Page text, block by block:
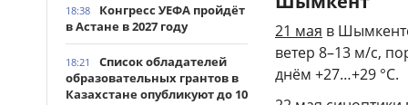
18:38
Конгресс УЕФА пройдёт
в Астане в 2027 году
18:21
Список обладателей
образовательных грантов в
Казахстане опубликуют до 10
21 мая в
ветер 8–13 м/с,
днём +27…+29 °С.